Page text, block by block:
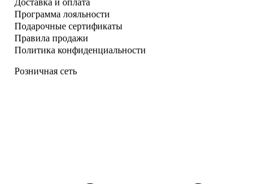
Программа лояльности
Подарочные сертификаты
Правила продажи
Политика конфиденциальности
Розничная сеть